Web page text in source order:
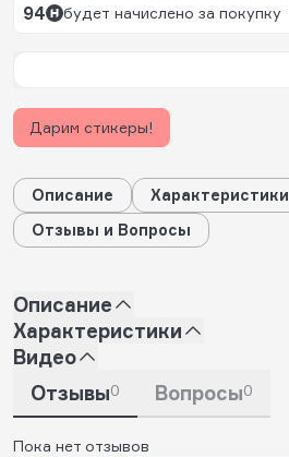
94 будет начислено за покупку
Дарим стикеры!
Описание Характеристики
Отзывы и Вопросы
Описание
Характеристики
Видео
Отзывы0 Вопросы0
Пока нет отзывов